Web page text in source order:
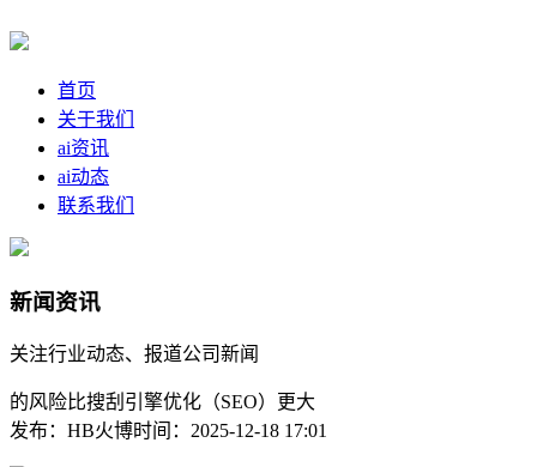
首页
关于我们
ai资讯
ai动态
联系我们
新闻资讯
关注行业动态、报道公司新闻
的风险比搜刮引擎优化（SEO）更大
发布：HB火博时间：2025-12-18 17:01